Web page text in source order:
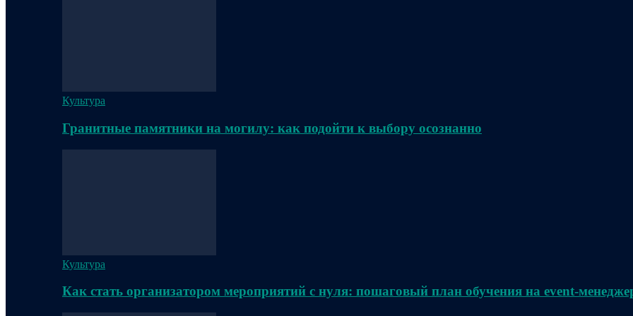
Культура
Гранитные памятники на могилу: как подойти к выбору осознанно
Культура
Как стать организатором мероприятий с нуля: пошаговый план обучения на event-